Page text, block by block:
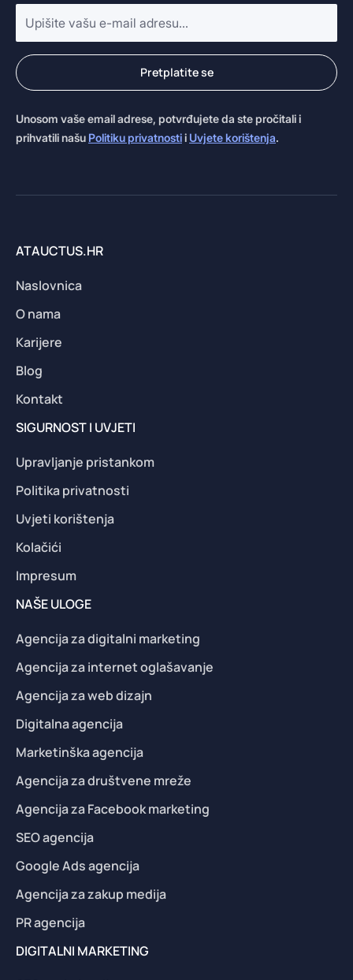
E-
mail
adresa
*
Pretplatite se
Unosom vaše email adrese, potvrđujete da ste pročitali i
prihvatili našu Politiku privatnostii Uvjete korištenja.
ATAUCTUS.HR
Naslovnica
O nama
Karijere
Blog
Kontakt
SIGURNOST I UVJETI
Upravljanje pristankom
Politika privatnosti
Uvjeti korištenja
Kolačići
Impresum
NAŠE ULOGE
Agencija za digitalni marketing
Agencija za internet oglašavanje
Agencija za web dizajn
Digitalna agencija
Marketinška agencija
Agencija za društvene mreže
Agencija za Facebook marketing
SEO agencija
Google Ads agencija
Agencija za zakup medija
PR agencija
DIGITALNI MARKETING